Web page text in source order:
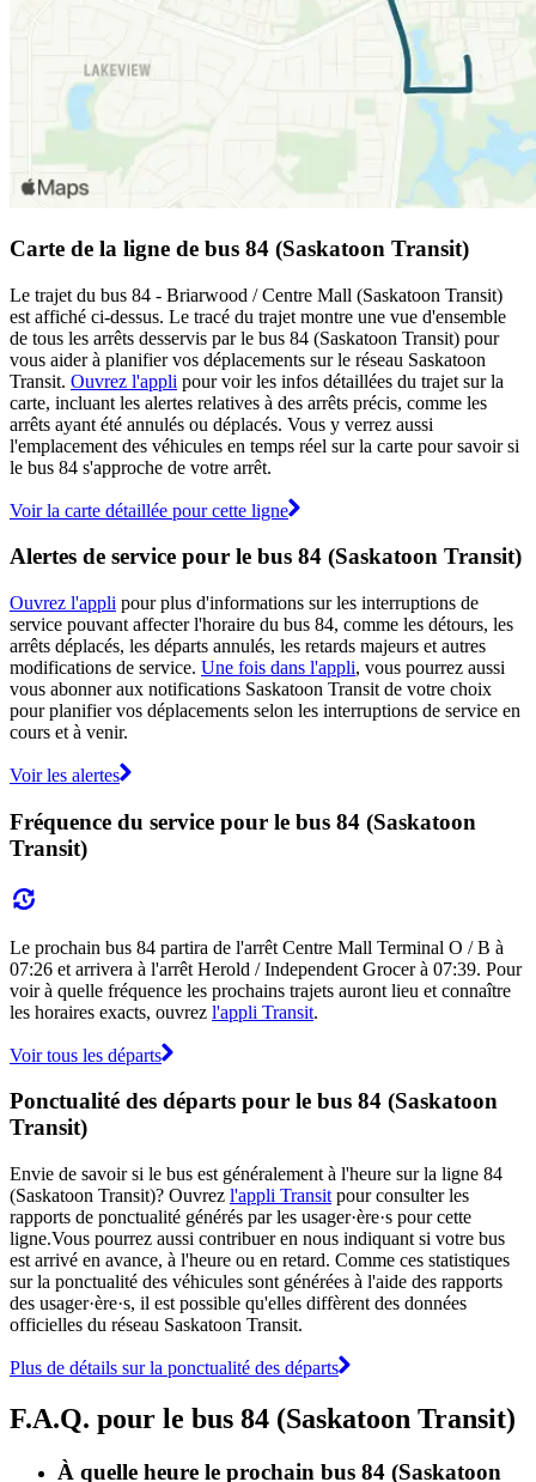
Carte de la ligne de bus 84 (Saskatoon Transit)
Le trajet du bus 84 - Briarwood / Centre Mall (Saskatoon Transit)
est affiché ci-dessus. Le tracé du trajet montre une vue d'ensemble
de tous les arrêts desservis par le bus 84 (Saskatoon Transit) pour
vous aider à planifier vos déplacements sur le réseau Saskatoon
Transit. Ouvrez l'appli pour voir les infos détaillées du trajet sur la
carte, incluant les alertes relatives à des arrêts précis, comme les
arrêts ayant été annulés ou déplacés. Vous y verrez aussi
l'emplacement des véhicules en temps réel sur la carte pour savoir si
le bus 84 s'approche de votre arrêt.
Voir la carte détaillée pour cette ligne
Alertes de service pour le bus 84 (Saskatoon Transit)
Ouvrez l'appli pour plus d'informations sur les interruptions de
service pouvant affecter l'horaire du bus 84, comme les détours, les
arrêts déplacés, les départs annulés, les retards majeurs et autres
modifications de service. Une fois dans l'appli, vous pourrez aussi
vous abonner aux notifications Saskatoon Transit de votre choix
pour planifier vos déplacements selon les interruptions de service en
cours et à venir.
Voir les alertes
Fréquence du service pour le bus 84 (Saskatoon
Transit)
Le prochain bus 84 partira de l'arrêt Centre Mall Terminal O / B à
07:26 et arrivera à l'arrêt Herold / Independent Grocer à 07:39. Pour
voir à quelle fréquence les prochains trajets auront lieu et connaître
les horaires exacts, ouvrez l'appli Transit.
Voir tous les départs
Ponctualité des départs pour le bus 84 (Saskatoon
Transit)
Envie de savoir si le bus est généralement à l'heure sur la ligne 84
(Saskatoon Transit)? Ouvrez l'appli Transit pour consulter les
rapports de ponctualité générés par les usager·ère·s pour cette
ligne.Vous pourrez aussi contribuer en nous indiquant si votre bus
est arrivé en avance, à l'heure ou en retard. Comme ces statistiques
sur la ponctualité des véhicules sont générées à l'aide des rapports
des usager·ère·s, il est possible qu'elles diffèrent des données
officielles du réseau Saskatoon Transit.
Plus de détails sur la ponctualité des départs
F.A.Q. pour le bus 84 (Saskatoon Transit)
À quelle heure le prochain bus 84 (Saskatoon